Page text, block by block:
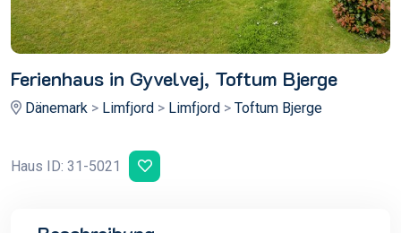
Ferienhaus in Gyvelvej, Toftum Bjerge
Dänemark > Limfjord > Limfjord > Toftum Bjerge
Haus ID: 31-5021